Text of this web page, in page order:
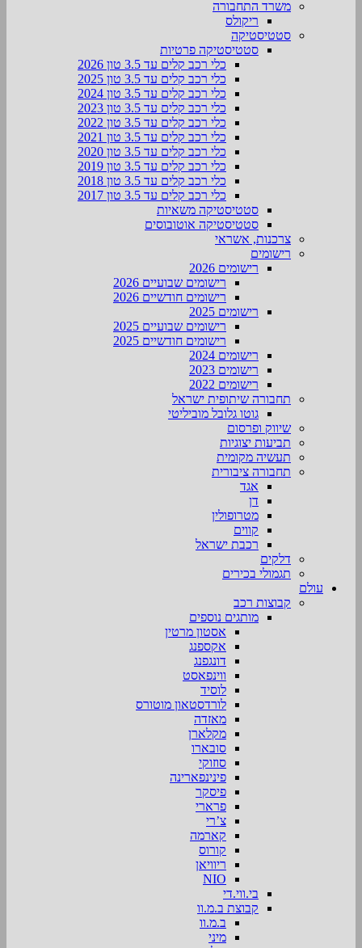
משרד התחבורה
ריקולס
סטטיסטיקה
סטטיסטיקה פרטיות
כלי רכב קלים עד 3.5 טון 2026
כלי רכב קלים עד 3.5 טון 2025
כלי רכב קלים עד 3.5 טון 2024
כלי רכב קלים עד 3.5 טון 2023
כלי רכב קלים עד 3.5 טון 2022
כלי רכב קלים עד 3.5 טון 2021
כלי רכב קלים עד 3.5 טון 2020
כלי רכב קלים עד 3.5 טון 2019
כלי רכב קלים עד 3.5 טון 2018
כלי רכב קלים עד 3.5 טון 2017
סטטיסטיקה משאיות
סטטיסטיקה אוטובוסים
צרכנות, אשראי
רישומים
רישומים 2026
רישומים שבועיים 2026
רישומים חודשיים 2026
רישומים 2025
רישומים שבועיים 2025
רישומים חודשיים 2025
רישומים 2024
רישומים 2023
רישומים 2022
תחבורה שיתופית ישראל
גוטו גלובל מוביליטי
שיווק ופרסום
תביעות יצוגיות
תעשיה מקומית
תחבורה ציבורית
אגד
דן
מטרופולין
קווים
רכבת ישראל
דלקים
תגמולי בכירים
עולם
קבוצות רכב
מותגים נוספים
אסטון מרטין
אקספנג
דונגפנג
ווינפאסט
לוסיד
לורדסטאון מוטורס
מאזדה
מקלארן
סובארו
סוזוקי
פינינפארינה
פיסקר
פרארי
צ’רי
קארמה
קורוס
ריוויאן
NIO
בי.ווי.די
קבוצת ב.מ.וו
ב.מ.וו
מיני